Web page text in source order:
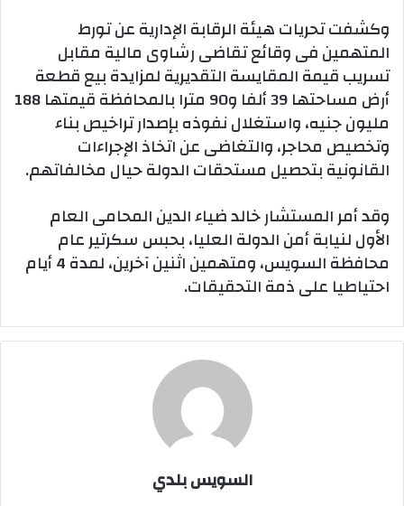
وكشفت تحريات هيئة الرقابة الإدارية عن تورط
المتهمين فى وقائع تقاضى رشاوى مالية مقابل
تسريب قيمة المقايسة التقديرية لمزايدة بيع قطعة
أرض مساحتها 39 ألفا و90 مترا بالمحافظة قيمتها 188
مليون جنيه، واستغلال نفوذه بإصدار تراخيص بناء
وتخصيص محاجر، والتغاضى عن اتخاذ الإجراءات
القانونية بتحصيل مستحقات الدولة حيال مخالفاتهم.
وقد أمر المستشار خالد ضياء الدين المحامى العام
الأول لنيابة أمن الدولة العليا، بحبس سكرتير عام
محافظة السويس، ومتهمين اثنين آخرين، لمدة 4 أيام
احتياطيا على ذمة التحقيقات.
السويس بلدي